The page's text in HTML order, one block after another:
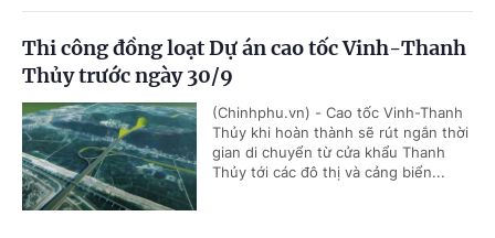
Thi công đồng loạt Dự án cao tốc Vinh-Thanh
Thủy trước ngày 30/9
(Chinhphu.vn) - Cao tốc Vinh-Thanh
Thủy khi hoàn thành sẽ rút ngắn thời
gian di chuyển từ cửa khẩu Thanh
Thủy tới các đô thị và cảng biển...